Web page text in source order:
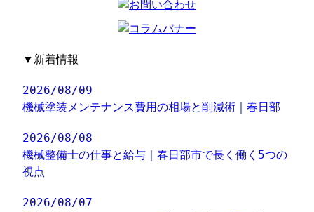
▼ 新着情報
2026/08/09
機械塗装メンテナンス費用の相場と削減術｜春日部
2026/08/08
機械整備士の仕事と給与｜春日部市で長く働く5つの
視点
2026/08/07